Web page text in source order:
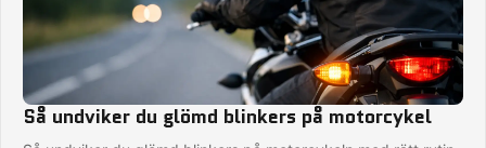
Så undviker du glömd blinkers på motorcykel